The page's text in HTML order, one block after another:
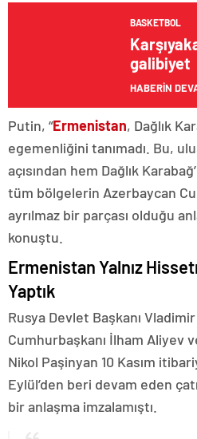
BASKETBOL
galibiyet
HABERİN
Putin, “Ermenistan, Dağlık
egemenliğini tanımadı. Bu,
açısından hem Dağlık
tüm bölgelerin Azerbaycan
ayrılmaz bir parçası olduğu
konuştu.
Ermenistan Yalnız
Yaptık
Rusya Devlet Başkanı
Cumhurbaşkanı İlham Aliyev
Nikol Paşinyan 10 Kasım
Eylül’den beri devam eden
bir anlaşma imzalamıştı.